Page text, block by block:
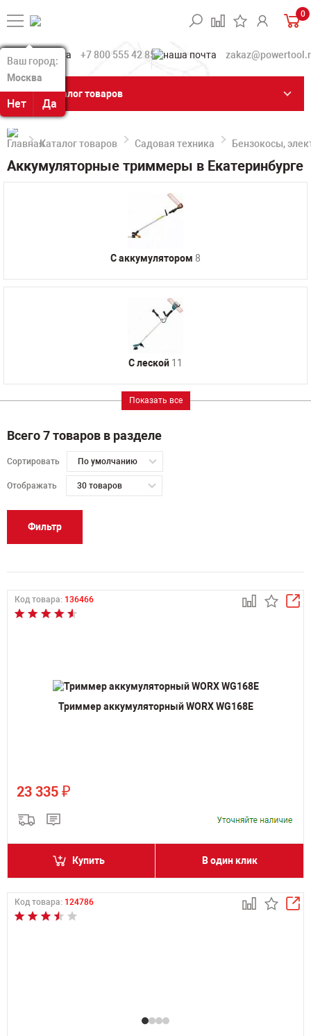
Ваш город:
Москва
Нет Да
Ваш город:
Москва
Нет Да
0
+7 800 555 42 85
Каталог товаров
Каталог товаров Садовая техника Бензокосы,
Аккумуляторные триммеры в Екатеринбурге
C аккумулятором 8
C леской 11
Показать все
Всего 7 товаров в разделе
Сортировать По умолчанию
Отображать 30 товаров
Фильтр
Код товара: 136466
Триммер аккумуляторный WORX WG168E
23 335 ₽
Купить В один клик
Код товара: 124786